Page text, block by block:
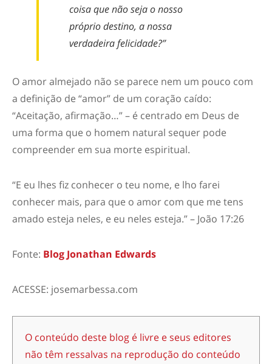
coisa que não seja o nosso
próprio destino, a nossa
verdadeira felicidade?”
O amor almejado não se parece nem um pouco com
a definição de “amor” de um coração caído:
“Aceitação, afirmação…” – é centrado em Deus de
uma forma que o homem natural sequer pode
compreender em sua morte espiritual.
“E eu lhes fiz conhecer o teu nome, e lho farei
conhecer mais, para que o amor com que me tens
amado esteja neles, e eu neles esteja.” – João 17:26
Fonte: Blog Jonathan Edwards
ACESSE: josemarbessa.com
O conteúdo deste blog é livre e seus editores
não têm ressalvas na reprodução do conteúdo